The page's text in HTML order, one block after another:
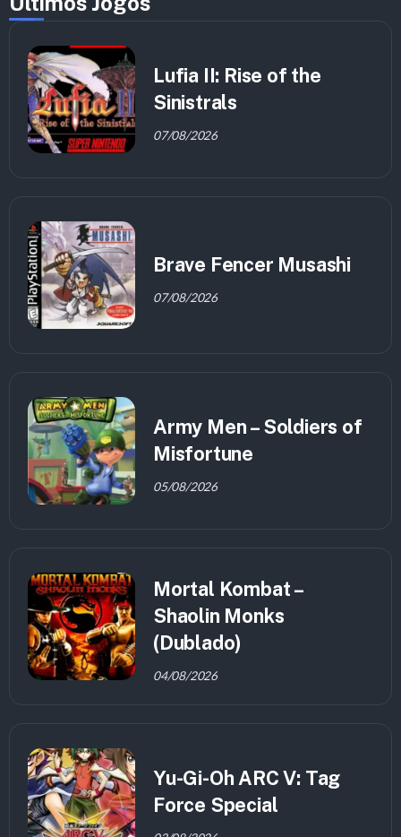
Lufia II: Rise of the
Sinistrals
07/08/2026
Brave Fencer Musashi
07/08/2026
Army Men – Soldiers of
Misfortune
05/08/2026
Mortal Kombat –
Shaolin Monks
(Dublado)
04/08/2026
Yu-Gi-Oh ARC V: Tag
Force Special